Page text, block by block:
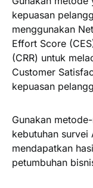
kepuasan
menggunakan
Effort Score
(CRR) untuk
Customer
kepuasan
Gunakan
kebutuhan survei
mendapatkan
petumbuhan